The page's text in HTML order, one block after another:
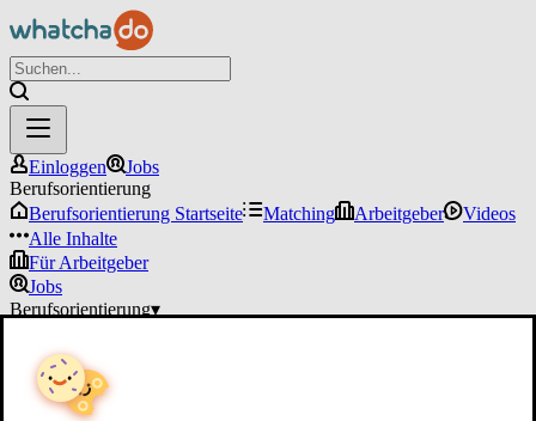
Einloggen
Jobs
Berufsorientierung
Berufsorientierung Startseite
Matching Arbeitgeber
Videos
Alle Inhalte
Für Arbeitgeber
Jobs
Berufsorientierung▾